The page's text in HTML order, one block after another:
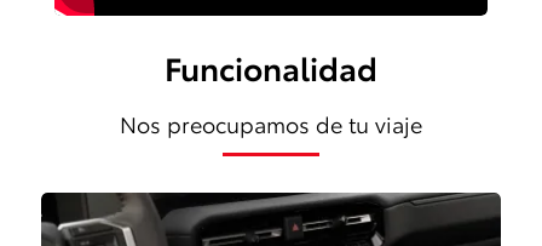
Funcionalidad
Nos preocupamos de tu viaje